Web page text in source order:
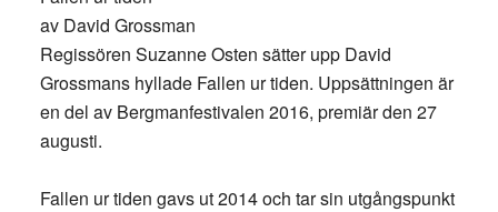
av David Grossman
Regissören Suzanne Osten sätter upp David
Grossmans hyllade Fallen ur tiden. Uppsättningen är
en del av Bergmanfestivalen 2016, premiär den 27
augusti.
Fallen ur tiden gavs ut 2014 och tar sin utgångspunkt